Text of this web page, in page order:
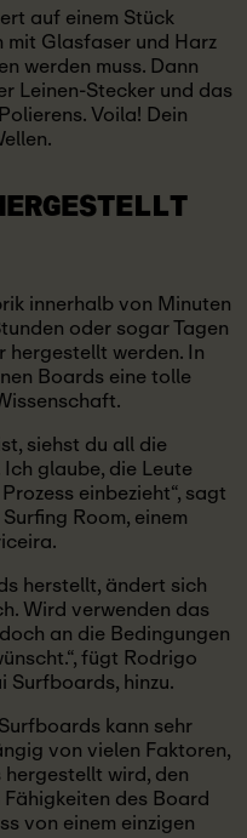
auf einem Stück
Glasfaser und Harz
werden muss. Dann
Leinen-Stecker und das
Voila! Dein
innerhalb von Minuten
oder sogar Tagen
werden. In
Boards eine tolle
siehst du all die
glaube, die Leute
einbezieht“, sagt
Room, einem
herstellt, ändert sich
Wird verwenden das
an die Bedingungen
fügt Rodrigo
Surfboards, hinzu.
kann sehr
von vielen Faktoren,
wird, den
des Board
von einem einzigen